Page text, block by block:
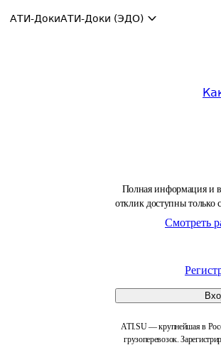
АТИ-ДокиАТИ-Доки (ЭДО)
Полная информация и
отклик доступны только
Смотреть
ATI.SU — крупнейшая в
грузоперевозок.